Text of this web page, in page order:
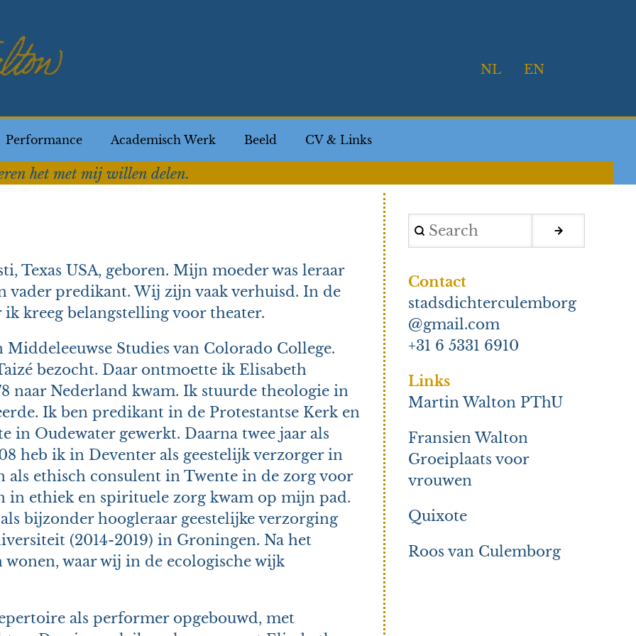
NL EN
Performance Academisch Werk Beeld CV & Links
het met mij willen delen.
Texas USA, geboren. Mijn moeder was leraar
vader predikant. Wij zijn vaak verhuisd. In de
kreeg belangstelling voor theater.
Studies van Colorado College.
bezocht. Daar ontmoette ik Elisabeth
naar Nederland kwam. Ik stuurde theologie in
Ik ben predikant in de Protestantse Kerk en
in Oudewater gewerkt. Daarna twee jaar als
heb ik in Deventer als geestelijk verzorger in
als ethisch consulent in Twente in de zorg voor
in ethiek en spirituele zorg kwam op mijn pad.
bijzonder hoogleraar geestelijke verzorging
(2014-2019) in Groningen. Na het
waar wij in de ecologische wijk
als performer opgebouwd, met
Search
Contact
stadsdichterculemborg
@gmail.com
+31 6 5331 6910
Links
Martin Walton PThU
Fransien Walton
Groeiplaats voor
vrouwen
Quixote
Roos van Culemborg